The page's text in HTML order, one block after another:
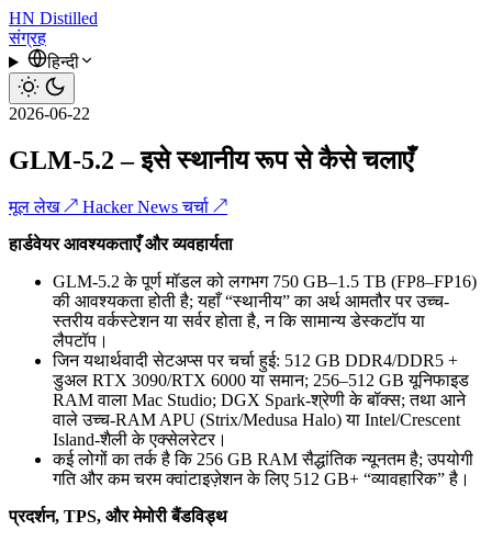
HN Distilled
संग्रह
हिन्दी
2026-06-22
GLM-5.2 – इसे स्थानीय रूप से कैसे चलाएँ
मूल लेख ↗ Hacker News चर्चा ↗
हार्डवेयर आवश्यकताएँ और व्यवहार्यता
GLM‑5.2 के पूर्ण मॉडल को लगभग 750 GB–1.5 TB (FP8–FP16)
की आवश्यकता होती है; यहाँ “स्थानीय” का अर्थ आमतौर पर उच्च-
स्तरीय वर्कस्टेशन या सर्वर होता है, न कि सामान्य डेस्कटॉप या
लैपटॉप।
जिन यथार्थवादी सेटअप्स पर चर्चा हुई: 512 GB DDR4/DDR5 +
डुअल RTX 3090/RTX 6000 या समान; 256–512 GB यूनिफाइड
RAM वाला Mac Studio; DGX Spark-श्रेणी के बॉक्स; तथा आने
वाले उच्च-RAM APU (Strix/Medusa Halo) या Intel/Crescent
Island-शैली के एक्सेलरेटर।
कई लोगों का तर्क है कि 256 GB RAM सैद्धांतिक न्यूनतम है; उपयोगी
गति और कम चरम क्वांटाइज़ेशन के लिए 512 GB+ “व्यावहारिक” है।
प्रदर्शन, TPS, और मेमोरी बैंडविड्थ